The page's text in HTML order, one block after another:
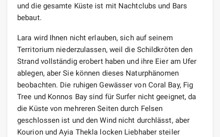
und die gesamte Küste ist mit Nachtclubs und Bars
bebaut.
Lara wird Ihnen nicht erlauben, sich auf seinem
Territorium niederzulassen, weil die Schildkröten den
Strand vollständig erobert haben und ihre Eier am Ufer
ablegen, aber Sie können dieses Naturphänomen
beobachten. Die ruhigen Gewässer von Coral Bay, Fig
Tree und Konnos Bay sind für Surfer nicht geeignet, da
die Küste von mehreren Seiten durch Felsen
geschlossen ist und den Wind nicht durchlässt, aber
Kourion und Ayia Thekla locken Liebhaber steiler